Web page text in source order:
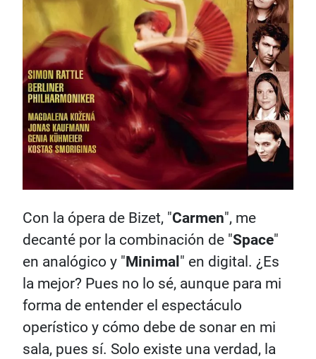
Con la ópera de Bizet, "Carmen", me
decanté por la combinación de "Space"
en analógico y " Minimal " en digital. ¿Es
la mejor? Pues no lo sé, aunque para mi
forma de entender el espectáculo
operístico y cómo debe de sonar en mi
sala, pues sí. Solo existe una verdad, la